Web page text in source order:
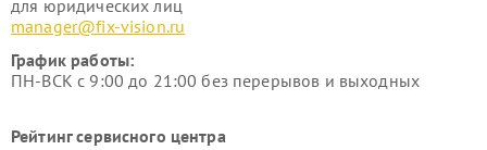
для юридических лиц
manager@fix-vision.ru
График работы:
ПН-ВСК с 9:00 до 21:00 без перерывов и выходных
Рейтинг сервисного центра